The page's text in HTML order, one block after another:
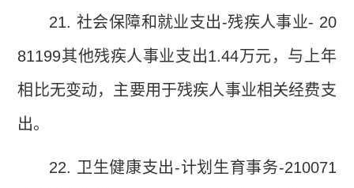
21. 社会保障和就业支出-残疾人事业- 20
81199其他残疾人事业支出1.44万元，与上年
相比无变动，主要用于残疾人事业相关经费支
出。
22. 卫生健康支出-计划生育事务-210071